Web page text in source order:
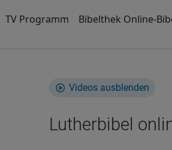
TV Programm Bibelthek Online-
Videos ausblenden
Lutherbibel